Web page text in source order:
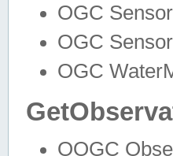
OGC
OGC
OGC
OOGC